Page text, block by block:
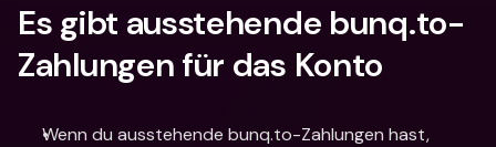
Es gibt ausstehende bunq.to-
Zahlungen für das Konto
Wenn du ausstehende bunq.to-Zahlungen hast,